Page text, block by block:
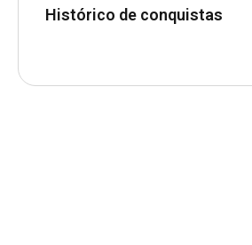
Histórico de conquistas